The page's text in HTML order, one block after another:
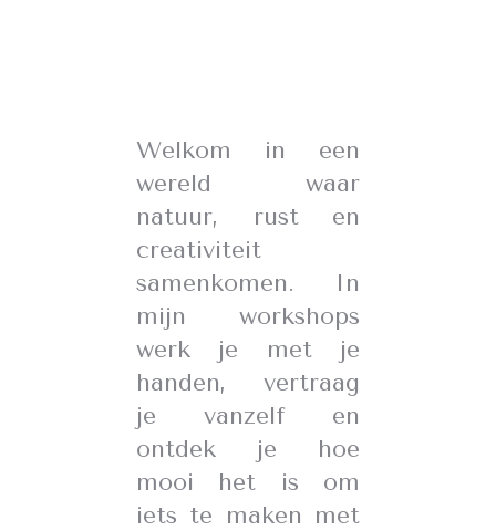
Welkom in een
wereld waar
natuur, rust en
creativiteit
samenkomen. In
mijn workshops
werk je met je
handen, vertraag
je vanzelf en
ontdek je hoe
mooi het is om
iets te maken met